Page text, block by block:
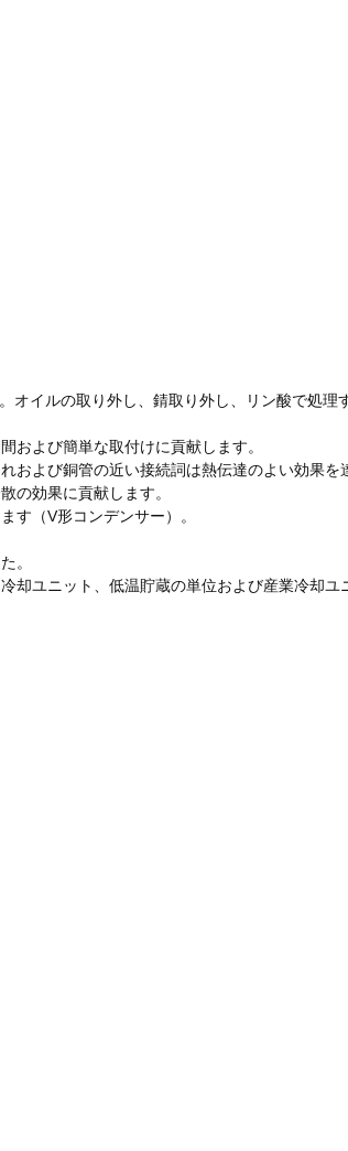
イルの取り外し、錆取り外し、リン酸で処理
および簡単な取付けに貢献します。
よび銅管の近い接続詞は熱伝達のよい効果を
の効果に貢献します。
す（V形コンデンサー）。
。
ユニット、低温貯蔵の単位および産業冷却ユ